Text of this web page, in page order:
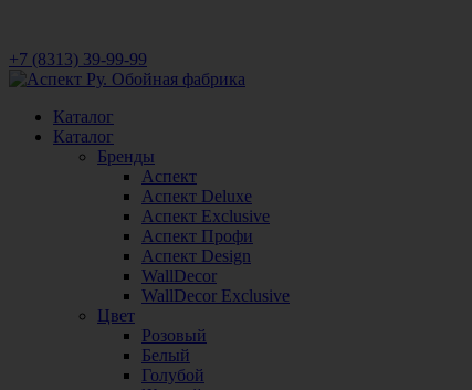
+7 (8313) 39-99-99
Каталог
Каталог
Бренды
Аспект
Аспект Deluxe
Аспект Exclusive
Аспект Профи
Аспект Design
WallDecor
WallDecor Exclusive
Цвет
Розовый
Белый
Голубой